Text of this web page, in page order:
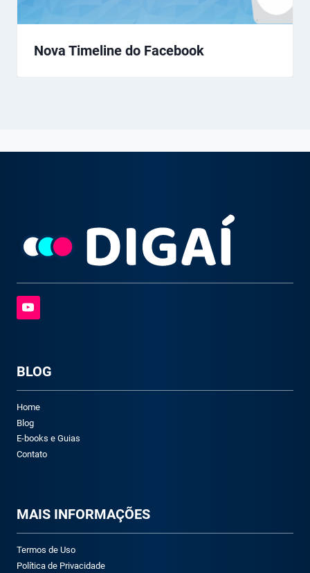
Nova Timeline do Facebook
BLOG
Home
Blog
E-books e Guias
Contato
MAIS INFORMAÇÕES
Termos de Uso
Política de Privacidade